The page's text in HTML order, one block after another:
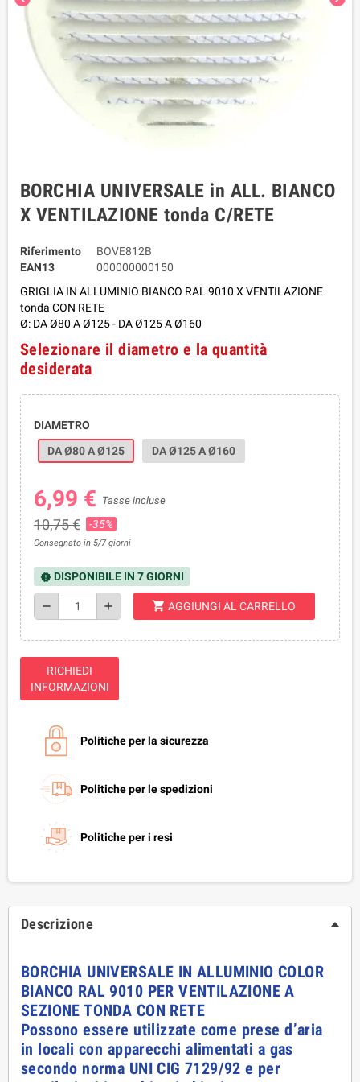
BORCHIA UNIVERSALE in ALL. BIANCO
X VENTILAZIONE tonda C/RETE
Riferimento
BOVE812B
EAN13
000000000150
GRIGLIA IN ALLUMINIO BIANCO RAL 9010 X VENTILAZIONE
tonda CON RETE
Ø: DA Ø80 A Ø125 - DA Ø125 A Ø160
Selezionare il diametro e la quantità
desiderata
DIAMETRO
DA Ø80 A Ø125
DA Ø125 A Ø160
6,99 € Tasse incluse
10,75 € -35%
Consegnato in 5/7 giorni
new_releases DISPONIBILE IN 7 GIORNI
remove add shopping_cart AGGIUNGI AL CARRELLO
RICHIEDI
INFORMAZIONI
Politiche per la sicurezza
Politiche per le spedizioni
Politiche per i resi
Descrizione
BORCHIA UNIVERSALE IN ALLUMINIO COLOR
BIANCO RAL 9010 PER VENTILAZIONE A
SEZIONE TONDA CON RETE
Possono essere utilizzate come prese d’aria
in locali con apparecchi alimentati a gas
secondo norma UNI CIG 7129/92 e per